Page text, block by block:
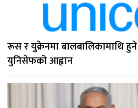
रूस र युक्रेनमा बालबालिकामाथि
युनिसेफको आह्वान